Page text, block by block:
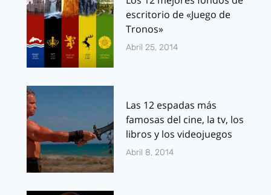
escritorio de «Juego de
Tronos»
Abril 25, 2014
Las 12 espadas más
famosas del cine, la tv, los
libros y los videojuegos
Abril 8, 2014